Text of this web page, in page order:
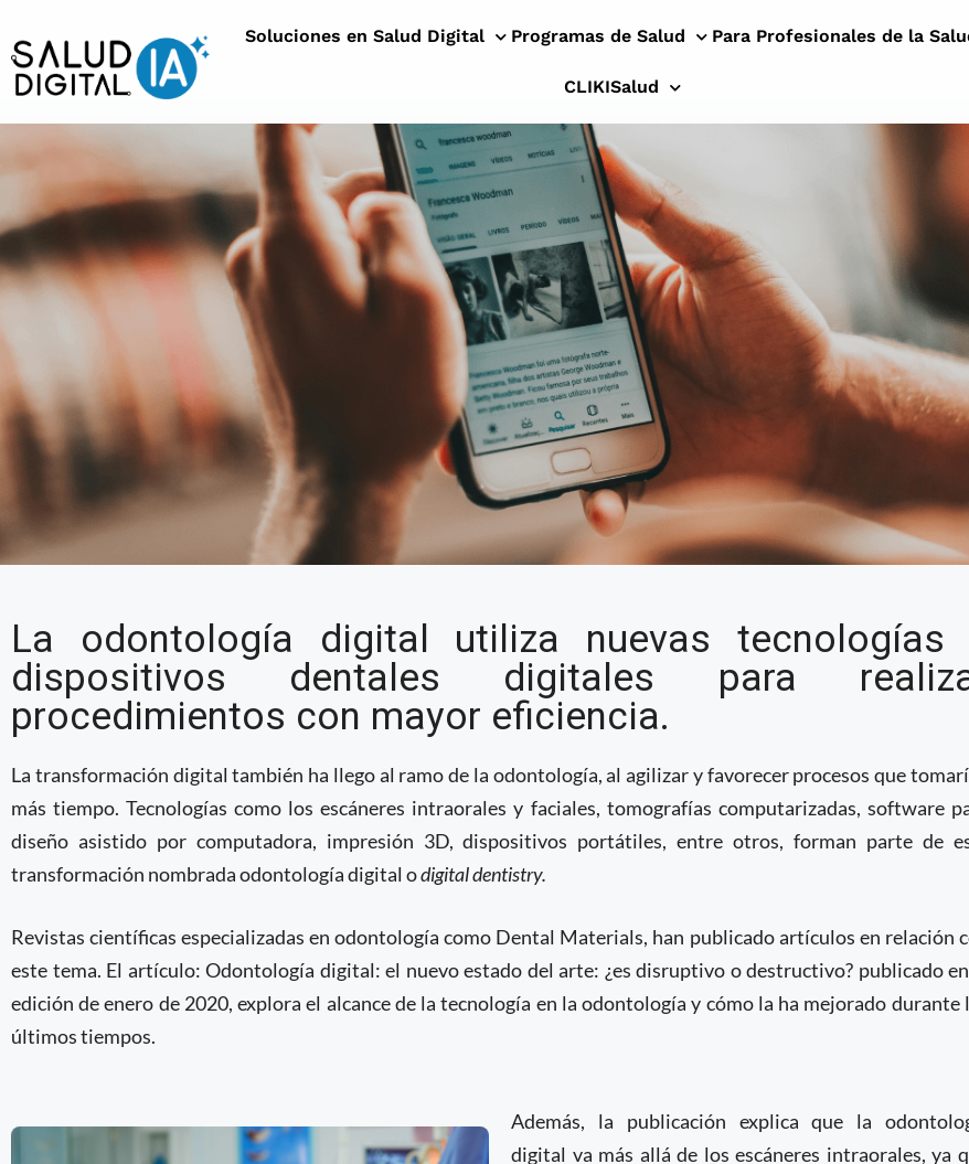
Soluciones en Salud Digital Programas de Salud Para Profesionales de la
CLIKISalud
¿Qué es la
odontología digital?
La odontología digital utiliza nuevas tecnologías
dispositivos dentales digitales para
procedimientos con mayor eficiencia.
La transformación digital también ha llego al ramo de la odontología, al agilizar y favorecer procesos que
más tiempo. Tecnologías como los escáneres intraorales y faciales, tomografías computarizadas, software
diseño asistido por computadora, impresión 3D, dispositivos portátiles, entre otros, forman parte de
transformación nombrada odontología digital odigital dentistry.
Revistas científicas especializadas en odontología como Dental Materials, han publicado artículos en relación
este tema. El artículo: Odontología digital: el nuevo estado del arte: ¿es disruptivo o destructivo? publicado
edición de enero de 2020, explora el alcance de la tecnología en la odontología y cómo la ha mejorado durante
últimos tiempos.
Además, la publicación explica que la
digital va más allá de los escáneres intraorales, ya